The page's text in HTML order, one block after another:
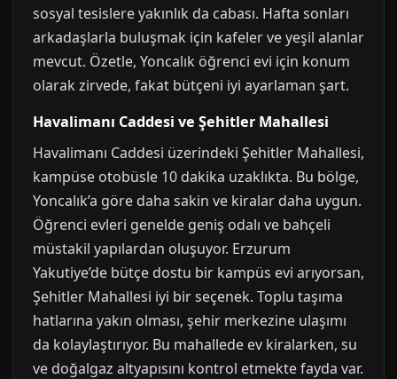
sosyal tesislere yakınlık da cabası. Hafta sonları
arkadaşlarla buluşmak için kafeler ve yeşil alanlar
mevcut. Özetle, Yoncalık öğrenci evi için konum
olarak zirvede, fakat bütçeni iyi ayarlaman şart.
Havalimanı Caddesi ve Şehitler Mahallesi
Havalimanı Caddesi üzerindeki Şehitler Mahallesi,
kampüse otobüsle 10 dakika uzaklıkta. Bu bölge,
Yoncalık’a göre daha sakin ve kiralar daha uygun.
Öğrenci evleri genelde geniş odalı ve bahçeli
müstakil yapılardan oluşuyor. Erzurum
Yakutiye’de bütçe dostu bir kampüs evi arıyorsan,
Şehitler Mahallesi iyi bir seçenek. Toplu taşıma
hatlarına yakın olması, şehir merkezine ulaşımı
da kolaylaştırıyor. Bu mahallede ev kiralarken, su
ve doğalgaz altyapısını kontrol etmekte fayda var.